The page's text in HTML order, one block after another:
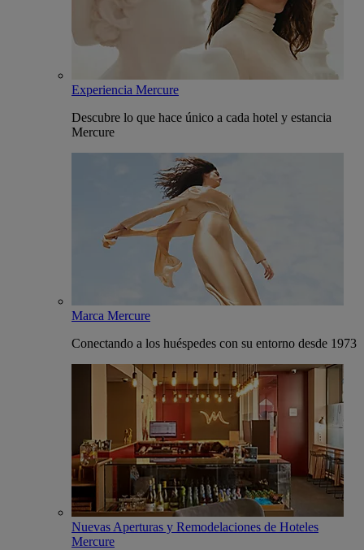
Experiencia Mercure
Descubre lo que hace único a cada hotel y estancia
Mercure
Marca Mercure
Conectando a los huéspedes con su entorno desde 1973
Nuevas Aperturas y Remodelaciones de Hoteles
Mercure